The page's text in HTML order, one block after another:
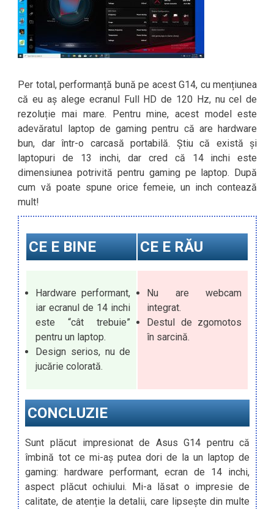
Per total, performanță bună pe acest G14, cu mențiunea
că eu aș alege ecranul Full HD de 120 Hz, nu cel de
rezoluție mai mare. Pentru mine, acest model este
adevăratul laptop de gaming pentru că are hardware
bun, dar într-o carcasă portabilă. Știu că există și
laptopuri de 13 inchi, dar cred că 14 inchi este
dimensiunea potrivită pentru gaming pe laptop. După
cum vă poate spune orice femeie, un inch contează
mult!
CE E BINE CE E RĂU
Hardware performant,
iar ecranul de 14 inchi
este “cât trebuie”
pentru un laptop.
Design serios, nu de
jucărie colorată.
Nu are webcam
integrat.
Destul de zgomotos
în sarcină.
CONCLUZIE
Sunt plăcut impresionat de Asus G14 pentru că
îmbină tot ce mi-aș putea dori de la un laptop de
gaming: hardware performant, ecran de 14 inchi,
aspect plăcut ochiului. Mi-a lăsat o impresie de
calitate, de atenție la detalii, care lipsește din multe